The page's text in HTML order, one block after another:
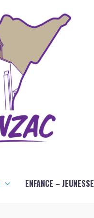
ENFANCE – JEUNESSE